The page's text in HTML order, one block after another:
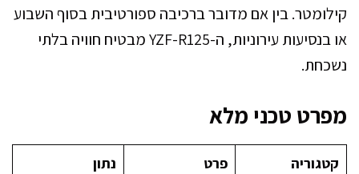
קילומטר. בין אם מדובר ברכיבה ספורטיבית בסוף השבוע
או בנסיעות עירוניות, ה-YZF-R125 מבטיח חוויה בלתי
נשכחת.
מפרט טכני מלא
קטגוריה פרט נתון